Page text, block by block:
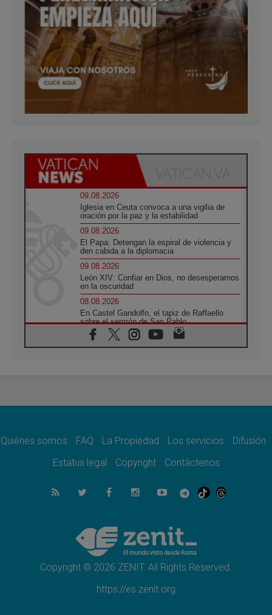
09.08.2026
Iglesia en Ceuta convoca a una vigilia de
oración por la paz y la estabilidad
09.08.2026
El Papa: Detengan la espiral de violencia y
den cabida a la diplomacia
09.08.2026
León XIV: Confiar en Dios, no desesperarnos
en la oscuridad
08.08.2026
En Castel Gandolfo, el tapiz de Raffaello
sobre el sermón de San Pablo
08.08.2026
En Colombia, «la paz no se compra con una
08.08.2026
08.08.2026
del Buen Consejo de Genazzano
Filipinas: el Vicariato Apostólico de Calapán
se convierte en diócesis
Honduras: Los desplazados invisibles de una
crisis olvidada
Quiénes somos FAQ La Propiedad Los servicios
Difusión
Estatus legal
Copyright Contáctenos
Copyright © 2026 ZENIT. All Rights Reserved.
https://es.zenit.org